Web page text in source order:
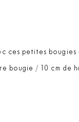
ces petites
bougie / 10 cm de